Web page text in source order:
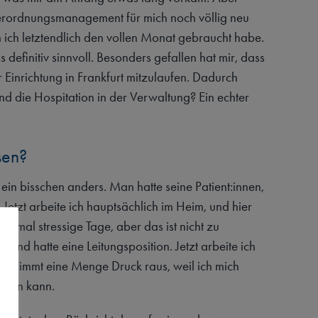
für mich noch völlig neu
letztendlich den vollen Monat gebraucht habe.
definitiv sinnvoll. Besonders gefallen hat mir, dass
in Frankfurt mitzulaufen. Dadurch
die Hospitation in der Verwaltung? Ein echter
bisschen anders. Man hatte seine Patient:innen,
arbeite ich hauptsächlich im Heim, und hier
mal stressige Tage, aber das ist nicht zu
und hatte eine Leitungsposition. Jetzt arbeite ich
nimmt eine Menge Druck raus, weil ich mich
kann.